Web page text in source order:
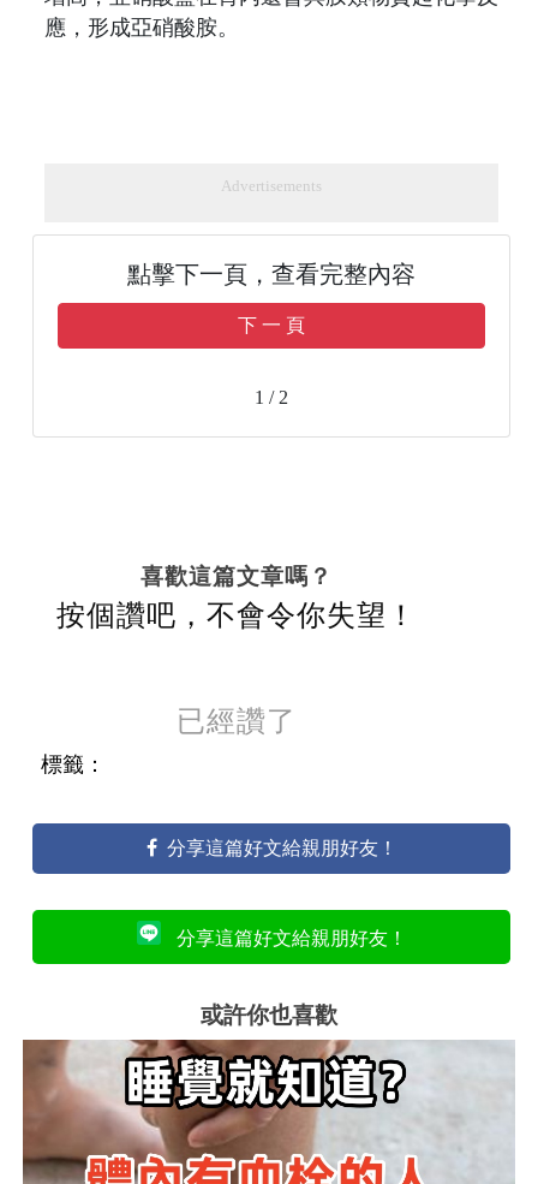
應，形成亞硝酸胺。
Advertisements
點擊下一頁，查看完整內容
下 一 頁
1 / 2
喜歡這篇文章嗎？
按個讚吧，不會令你失望！
已經讚了
標籤：
分享這篇好文給親朋好友！
分享這篇好文給親朋好友！
或許你也喜歡